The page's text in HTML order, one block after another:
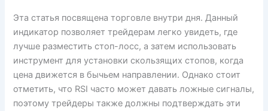
Эта статья посвящена торговле внутри дня. Данный
индикатор позволяет трейдерам легко увидеть, где
лучше разместить стоп-лосс, а затем использовать
инструмент для установки скользящих стопов, когда
цена движется в бычьем направлении. Однако стоит
отметить, что RSI часто может давать ложные сигналы,
поэтому трейдеры также должны подтверждать эти